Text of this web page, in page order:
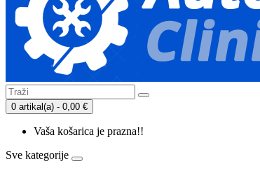
0 artikal(a) - 0,00 €
Vaša košarica je prazna!!
Sve kategorije